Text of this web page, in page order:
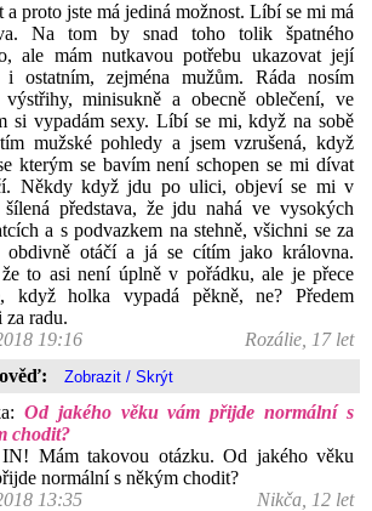
a proto jste má jediná možnost. Líbí se mi má
Na tom by snad toho tolik špatného
ale mám nutkavou potřebu ukazovat její
i ostatním, zejména mužům. Ráda nosím
výstřihy, minisukně a obecně oblečení, ve
si vypadám sexy. Líbí se mi, když na sobě
mužské pohledy a jsem vzrušená, když
kterým se bavím není schopen se mi dívat
Někdy když jdu po ulici, objeví se mi v
šílená představa, že jdu nahá ve vysokých
a s podvazkem na stehně, všichni se za
obdivně otáčí a já se cítím jako královna.
to asi není úplně v pořádku, ale je přece
když holka vypadá pěkně, ne? Předem
za radu.
19:16
Rozálie, 17 let
Od jakého věku vám přijde normální s
chodit?
Mám takovou otázku. Od jakého věku
normální s někým chodit?
13:35
Nikča, 12 let